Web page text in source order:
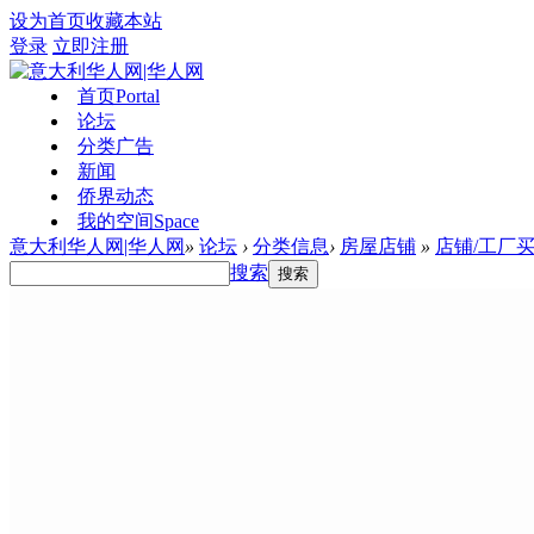
设为首页收藏本站
登录 立即注册
首页Portal
论坛
分类广告
新闻
侨界动态
我的空间Space
意大利华人网|华人网 » 论坛 › 分类信息› 房屋店铺 » 店铺/工厂
搜索 搜索